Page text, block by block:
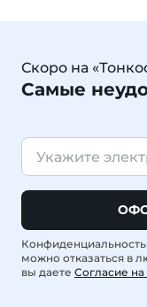
Скоро на
Самые
Конфиденциальность
можно отказаться в
вы даете Согласие